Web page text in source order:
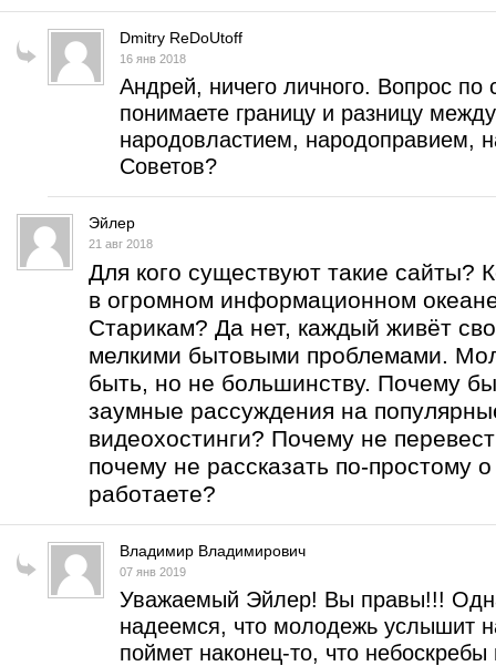
Dmitry ReDoUtoff
16 янв 2018
Андрей, ничего личного. Вопрос по
понимаете границу и разницу
народовластием, народоправием,
Советов?
Эйлер
21 авг 2018
Для кого существуют такие сайты?
в огромном информационном
Старикам? Да нет, каждый живёт
мелкими бытовыми проблемами.
быть, но не большинству. Почему
заумные рассуждения на
видеохостинги? Почему не
почему не рассказать по-простому
работаете?
Владимир Владимирович
07 янв 2019
Уважаемый Эйлер! Вы правы!!!
надеемся, что молодежь услышит
поймет наконец-то, что